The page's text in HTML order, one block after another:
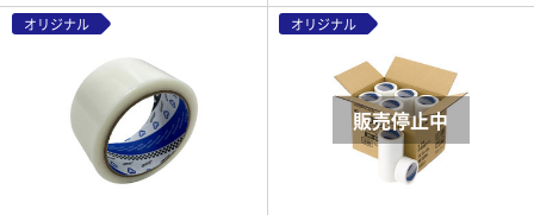
オリジナル オリジナル